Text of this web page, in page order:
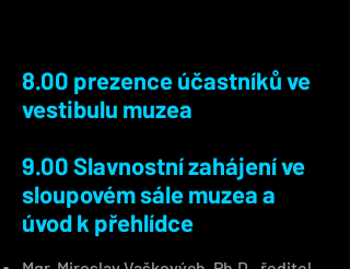
8.00 prezence účastníků ve
vestibulu muzea
9.00 Slavnostní zahájení ve
sloupovém sále muzea a
úvod k přehlídce